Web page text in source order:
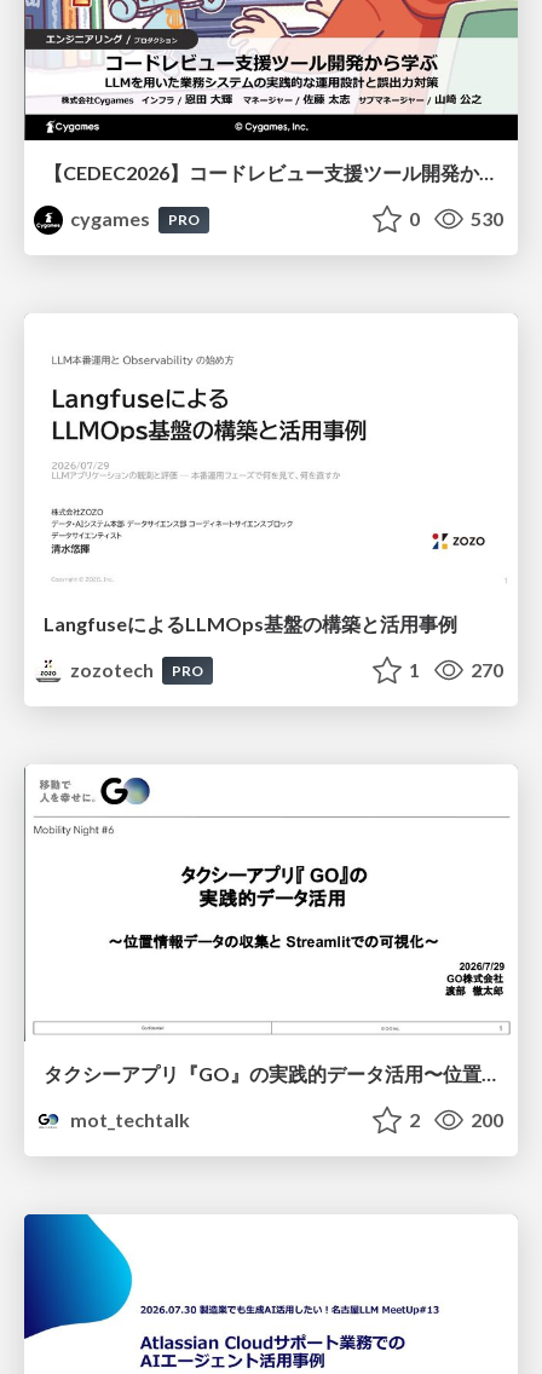
【CEDEC2026】コードレビュー支援ツール開発から学ぶ：LLMを用いた業務システムの実践的な運用設計と誤出力対策
cygames
PRO 0 530
LangfuseによるLLMOps基盤の構築と活用事例
zozotech
PRO 1 270
タクシーアプリ『GO』の実践的データ活用〜位置情報データの収集とStreamlitでの可視化〜
mot_techtalk
2 200